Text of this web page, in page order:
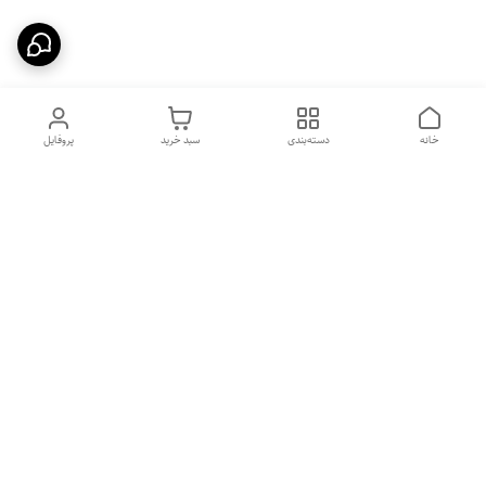
پروفایل سبد خرید دسته‌بندی خانه